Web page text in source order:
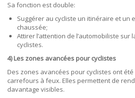
Sa fonction est double:
Suggérer au cycliste un itinéraire et un
chaussée;
Attirer l’attention de l’automobiliste sur
cyclistes.
4) Les zones avancées pour cyclistes
Des zones avancées pour cyclistes ont
carrefours à feux. Elles permettent de
davantage visibles.